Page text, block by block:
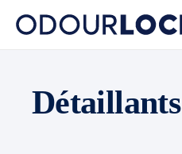
Détaillants